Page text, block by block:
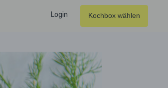
Login Kochbox wählen